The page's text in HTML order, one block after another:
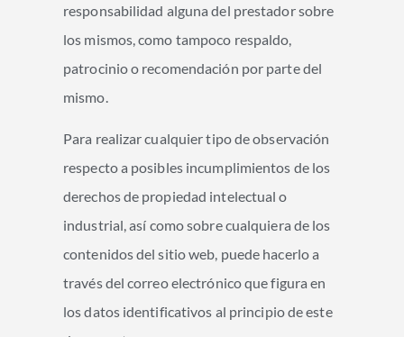
responsabilidad alguna del prestador sobre
los mismos, como tampoco respaldo,
patrocinio o recomendación por parte del
mismo.
Para realizar cualquier tipo de observación
respecto a posibles incumplimientos de los
derechos de propiedad intelectual o
industrial, así como sobre cualquiera de los
contenidos del sitio web, puede hacerlo a
través del correo electrónico que figura en
los datos identificativos al principio de este